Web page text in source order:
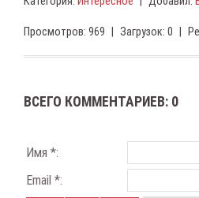
Просмотров: 969 Загрузок: 0
ВСЕГО КОММЕНТАРИЕВ: 0
Имя *:
Email *: